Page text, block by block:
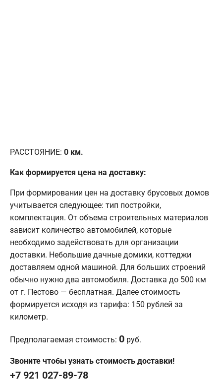
РАССТОЯНИЕ: 0 км.
Как формируется цена на доставку:
При формировании цен на доставку брусовых домов
учитывается следующее: тип постройки,
комплектация. От объема строительных материалов
зависит количество автомобилей, которые
необходимо задействовать для организации
доставки. Небольшие дачные домики, коттеджи
доставляем одной машиной. Для больших строений
обычно нужно два автомобиля. Доставка до 500 км
от г. Пестово — бесплатная. Далее стоимость
формируется исходя из тарифа: 150 рублей за
километр.
Предполагаемая стоимость: 0 руб.
Звоните чтобы узнать стоимость доставки!
+7 921 027-89-78